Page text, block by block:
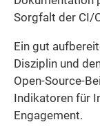
Sorgfalt der CI/
Ein gut
Disziplin und
Open-Source-
Indikatoren für
Engagement.